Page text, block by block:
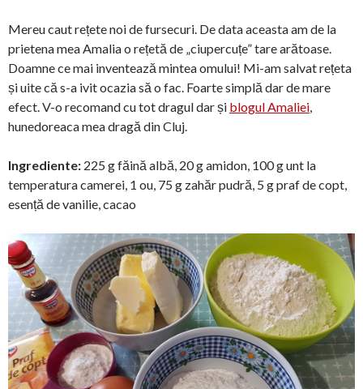
Mereu caut rețete noi de fursecuri. De data aceasta am de la
prietena mea Amalia o rețetă de „ciupercuțe” tare arătoase.
Doamne ce mai inventează mintea omului! Mi-am salvat rețeta
și uite că s-a ivit ocazia să o fac. Foarte simplă dar de mare
efect. V-o recomand cu tot dragul dar și blogul Amaliei,
hunedoreaca mea dragă din Cluj.
Ingrediente: 225 g făină albă, 20 g amidon, 100 g unt la
temperatura camerei, 1 ou, 75 g zahăr pudră, 5 g praf de copt,
esență de vanilie, cacao